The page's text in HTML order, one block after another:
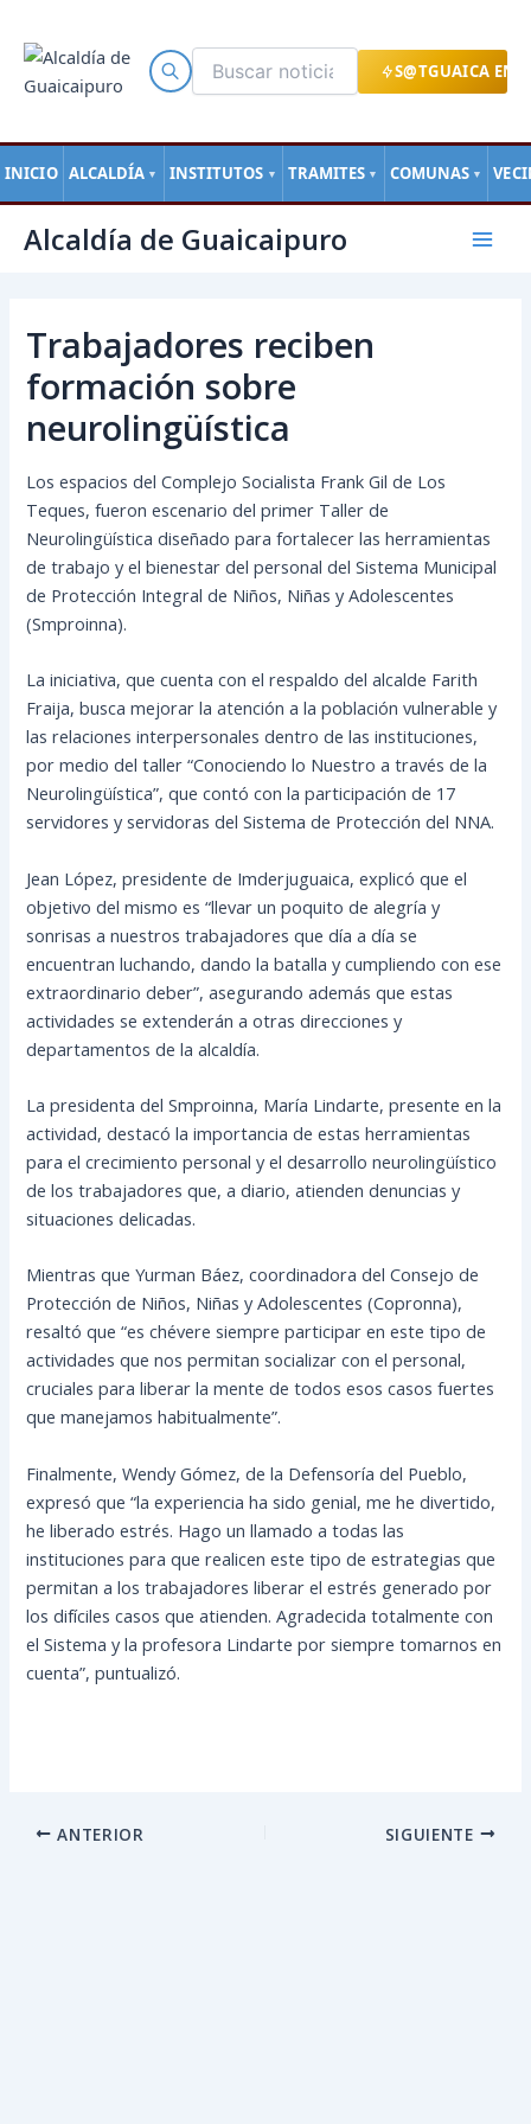
S@TGUAICA EN
INICIO ALCALDÍA ▼ INSTITUTOS ▼ TRAMITES ▼ COMUNAS ▼
contenido
Alcaldía de Guaicaipuro
Main
Trabajadores reciben
formación sobre
neurolingüística
Los espacios del Complejo Socialista Frank Gil de Los
Teques, fueron escenario del primer Taller de
Neurolingüística diseñado para fortalecer las herramientas
de trabajo y el bienestar del personal del Sistema Municipal
de Protección Integral de Niños, Niñas y Adolescentes
(Smproinna).
La iniciativa, que cuenta con el respaldo del alcalde Farith
Fraija, busca mejorar la atención a la población vulnerable y
las relaciones interpersonales dentro de las instituciones,
por medio del taller “Conociendo lo Nuestro a través de la
Neurolingüística”, que contó con la participación de 17
servidores y servidoras del Sistema de Protección del NNA.
Jean López, presidente de Imderjuguaica, explicó que el
objetivo del mismo es “llevar un poquito de alegría y
sonrisas a nuestros trabajadores que día a día se
encuentran luchando, dando la batalla y cumpliendo con ese
extraordinario deber”, asegurando además que estas
actividades se extenderán a otras direcciones y
departamentos de la alcaldía.
La presidenta del Smproinna, María Lindarte, presente en la
actividad, destacó la importancia de estas herramientas
para el crecimiento personal y el desarrollo neurolingüístico
de los trabajadores que, a diario, atienden denuncias y
situaciones delicadas.
Mientras que Yurman Báez, coordinadora del Consejo de
Protección de Niños, Niñas y Adolescentes (Copronna),
resaltó que “es chévere siempre participar en este tipo de
actividades que nos permitan socializar con el personal,
cruciales para liberar la mente de todos esos casos fuertes
que manejamos habitualmente”.
Finalmente, Wendy Gómez, de la Defensoría del Pueblo,
expresó que “la experiencia ha sido genial, me he divertido,
he liberado estrés. Hago un llamado a todas las
instituciones para que realicen este tipo de estrategias que
permitan a los trabajadores liberar el estrés generado por
los difíciles casos que atienden. Agradecida totalmente con
el Sistema y la profesora Lindarte por siempre tomarnos en
cuenta”, puntualizó.
de
ANTERIOR SIGUIENTE